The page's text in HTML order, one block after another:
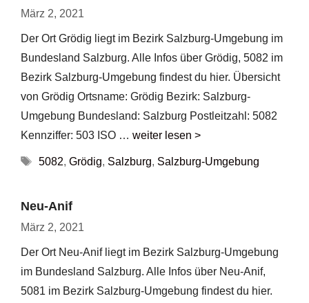
März 2, 2021
Der Ort Grödig liegt im Bezirk Salzburg-Umgebung im
Bundesland Salzburg. Alle Infos über Grödig, 5082 im
Bezirk Salzburg-Umgebung findest du hier. Übersicht
von Grödig Ortsname: Grödig Bezirk: Salzburg-
Umgebung Bundesland: Salzburg Postleitzahl: 5082
Kennziffer: 503 ISO … weiter lesen >
Schlagwörter
5082, Grödig, Salzburg, Salzburg-Umgebung
Neu-Anif
März 2, 2021
Der Ort Neu-Anif liegt im Bezirk Salzburg-Umgebung
im Bundesland Salzburg. Alle Infos über Neu-Anif,
5081 im Bezirk Salzburg-Umgebung findest du hier.